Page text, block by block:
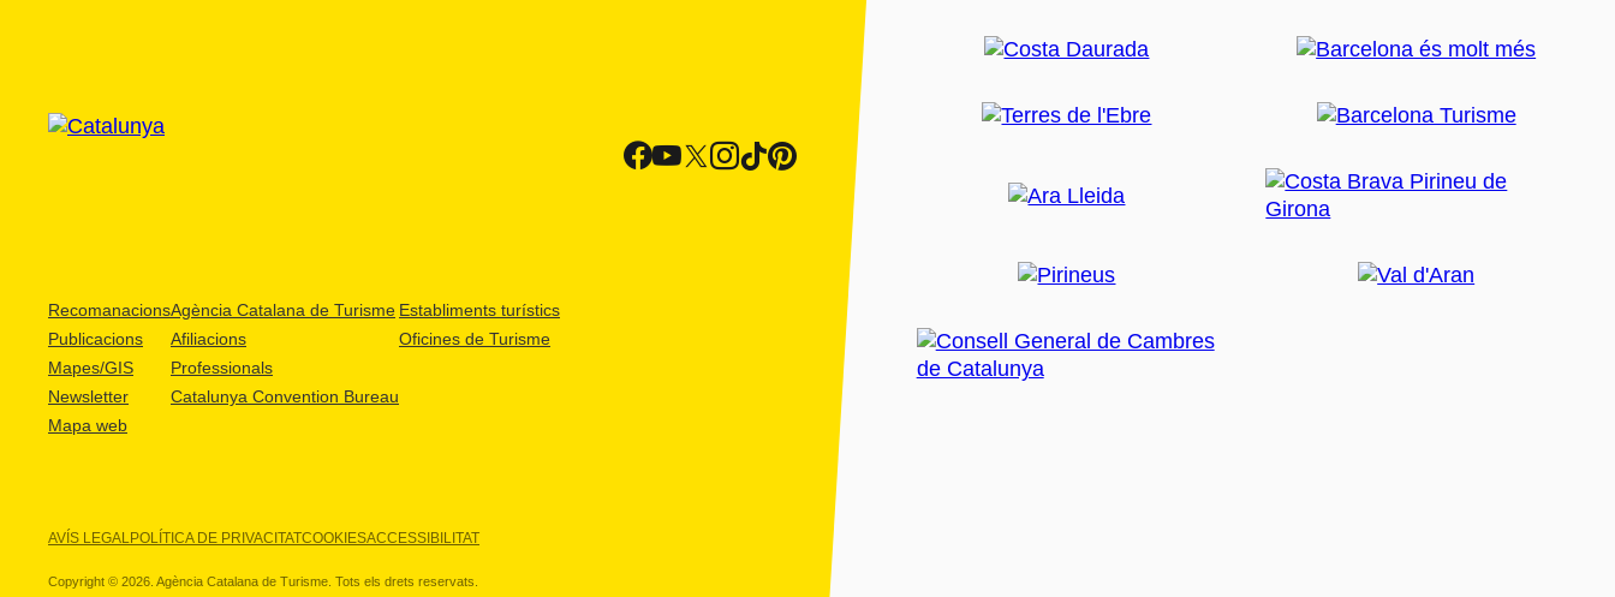
Recomanacions
Publicacions
Mapes/GIS
Newsletter
Mapa web
Agència Catalana de Turisme
Afiliacions
Professionals
Catalunya Convention Bureau
Establiments turístics
Oficines de Turisme
AVÍS LEGALPOLÍTICA DE PRIVACITATCOOKIESACCESSIBILITAT
Copyright © 2026. Agència Catalana de Turisme. Tots els drets reservats.